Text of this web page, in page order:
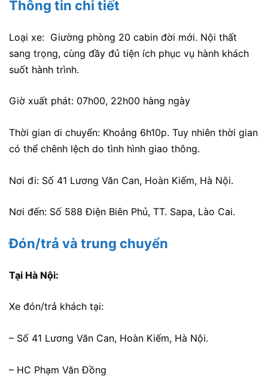
Thông tin chi tiết
Loại xe: Giường phòng 20 cabin đời mới. Nội thất
sang trọng, cùng đầy đủ tiện ích phục vụ hành khách
suốt hành trình.
Giờ xuất phát: 07h00, 22h00 hàng ngày
Thời gian di chuyển: Khoảng 6h10p. Tuy nhiên thời gian
có thể chênh lệch do tình hình giao thông.
Nơi đi: Số 41 Lương Văn Can, Hoàn Kiếm, Hà Nội.
Nơi đến: Số 588 Điện Biên Phủ, TT. Sapa, Lào Cai.
Đón/trả và trung chuyển
Tại Hà Nội:
Xe đón/trả khách tại:
– Số 41 Lương Văn Can, Hoàn Kiếm, Hà Nội.
– HC Phạm Văn Đồng